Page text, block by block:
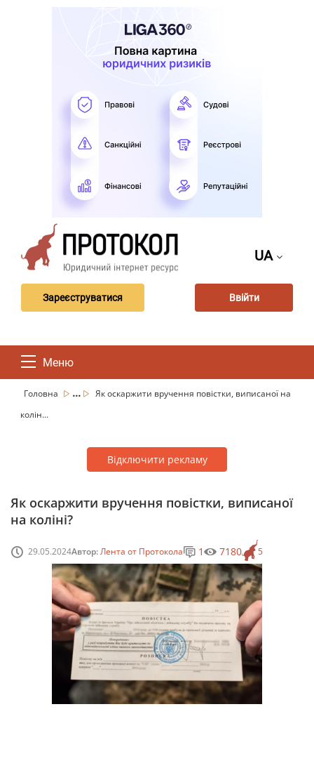
UA
Зареєструватися Ввійти
Меню
Головна ...
Як оскаржити вручення повістки, виписаної на
колін...
Відключити рекламу
Як оскаржити вручення повістки, виписаної
на коліні?
29.05.2024Автор:Лента от Протокола 5
1 7180